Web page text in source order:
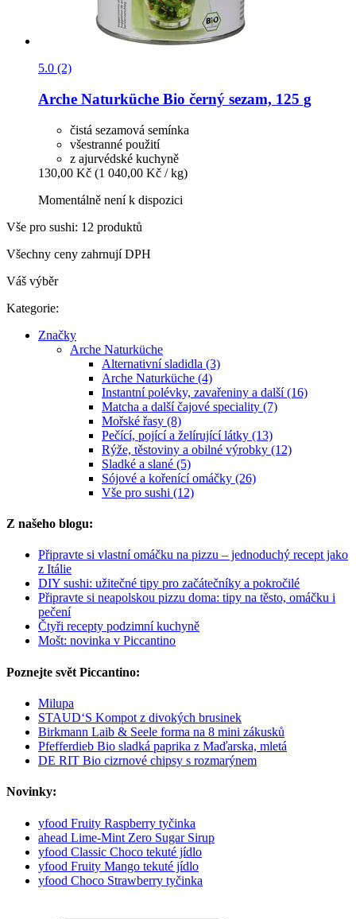
5.0 (2)
Arche Naturküche Bio černý sezam, 125 g
čistá sezamová semínka
všestranné použití
z ajurvédské kuchyně
130,00 Kč (1 040,00 Kč / kg)
Momentálně není k dispozici
Vše pro sushi: 12 produktů
Všechny ceny zahrnují DPH
Váš výběr
Kategorie:
Značky
Arche Naturküche
Alternativní sladidla (3)
Arche Naturküche (4)
Instantní polévky, zavařeniny a další (16)
Matcha a další čajové speciality (7)
Mořské řasy (8)
Pečící, pojící a želírující látky (13)
Rýže, těstoviny a obilné výrobky (12)
Sladké a slané (5)
Sójové a kořenící omáčky (26)
Vše pro sushi (12)
Z našeho blogu:
Připravte si vlastní omáčku na pizzu – jednoduchý recept jako
z Itálie
DIY sushi: užitečné tipy pro začátečníky a pokročilé
Připravte si neapolskou pizzu doma: tipy na těsto, omáčku i
pečení
Čtyři recepty podzimní kuchyně
Mošt: novinka v Piccantino
Poznejte svět Piccantino:
Milupa
STAUD‘S Kompot z divokých brusinek
Birkmann Laib & Seele forma na 8 mini zákusků
Pfefferdieb Bio sladká paprika z Maďarska, mletá
DE RIT Bio cizrnové chipsy s rozmarýnem
Novinky:
yfood Fruity Raspberry tyčinka
ahead Lime-Mint Zero Sugar Sirup
yfood Classic Choco tekuté jídlo
yfood Fruity Mango tekuté jídlo
yfood Choco Strawberry tyčinka